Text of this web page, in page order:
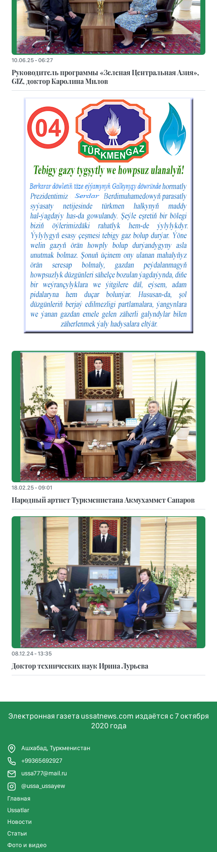
10.06.25 - 06:27
Руководитель программы «Зеленая Центральная Азия»,
GIZ, доктор Каролина Милов
18.02.25 - 09:01
Народный артист Туркменистана Акмухаммет Сапаров
08.12.24 - 13:35
Доктор технических наук Ирина Лурьева
Электронная газета ussatnews.com издаётся с 7 октября
2020 года
Ашхабад, Туркменистан
+99365692927
ussa777@mail.ru
@ussa_ussayew
Главная
Ussatlar
Новости
Статьи
Фото и видео